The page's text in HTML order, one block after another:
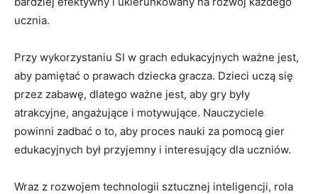
⁢ucznia.
Przy wykorzystaniu SI w grach edukacyjnych ważne jest,
⁣aby pamiętać o prawach dziecka gracza. ‍Dzieci uczą ⁣się
przez ‌zabawę, dlatego ⁣ważne‌ jest, aby gry były
atrakcyjne,⁢ angażujące ‌i ‌motywujące. Nauczyciele
powinni zadbać ‍o to, aby proces nauki za pomocą gier
⁢edukacyjnych był przyjemny ⁢i interesujący dla⁣ uczniów.
Wraz ⁣z rozwojem technologii sztucznej inteligencji, ⁣rola